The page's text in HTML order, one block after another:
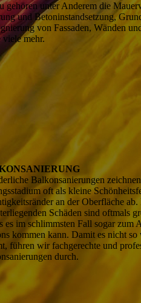
gehören unter Anderem die
und Beton­instand­setzung,
von Fassaden, Wänden
viele mehr.
Balkon­sanie­rungen
oft als kleine
an der Ober­fläche ab.
Schäden sind oftmals
es im schlimmsten Fall sogar zum
kommen kann. Damit es nicht so
führen wir fach­gerechte und
durch.